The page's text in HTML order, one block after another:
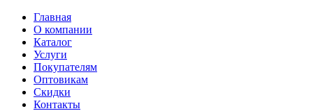
Главная
О компании
Каталог
Услуги
Покупателям
Оптовикам
Скидки
Контакты